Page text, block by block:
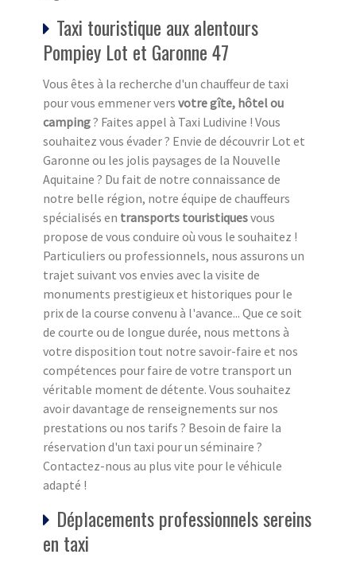
Taxi touristique aux alentours
Pompiey Lot et Garonne 47
Vous êtes à la recherche d'un chauffeur de taxi
pour vous emmener vers votre gîte, hôtel ou
camping? Faites appel à Taxi Ludivine ! Vous
souhaitez vous évader ? Envie de découvrir Lot et
Garonne ou les jolis paysages de la Nouvelle
Aquitaine ? Du fait de notre connaissance de
notre belle région, notre équipe de chauffeurs
spécialisés en transports touristiquesvous
propose de vous conduire où vous le souhaitez !
Particuliers ou professionnels, nous assurons un
trajet suivant vos envies avec la visite de
monuments prestigieux et historiques pour le
prix de la course convenu à l'avance... Que ce soit
de courte ou de longue durée, nous mettons à
votre disposition tout notre savoir-faire et nos
compétences pour faire de votre transport un
véritable moment de détente. Vous souhaitez
avoir davantage de renseignements sur nos
prestations ou nos tarifs ? Besoin de faire la
réservation d'un taxi pour un séminaire ?
Contactez-nous au plus vite pour le véhicule
adapté !
Déplacements professionnels sereins
en taxi